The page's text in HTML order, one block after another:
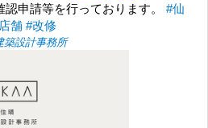
認申請等を行っております。#仙
舗 #改修
設計事務所